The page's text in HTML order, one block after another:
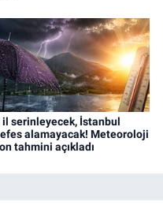
il serinleyecek, İstanbul
alamayacak! Meteoroloji
tahmini açıkladı